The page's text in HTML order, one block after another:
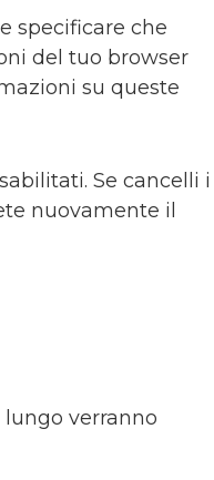
specificare che
del tuo browser
su queste
Se cancelli i
nuovamente il
verranno